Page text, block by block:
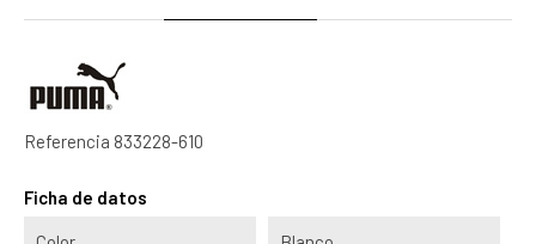
Referencia 833228-610
Ficha de datos